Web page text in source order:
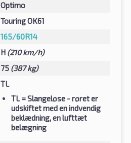
Optimo
Touring OK61
165/60R14
H (210 km/h)
75 (387 kg)
TL
TL= Slangeløse - røret er
udskiftet med en indvendig
beklædning, en lufttæt
belægning